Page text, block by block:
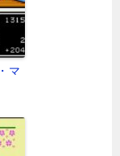
マ